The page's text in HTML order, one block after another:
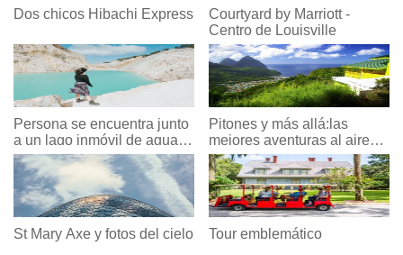
Dos chicos Hibachi Express
Courtyard by Marriott -
Centro de Louisville
Persona se encuentra junto
a un lago inmóvil de agua
azul Foto
Pitones y más allá:las
mejores aventuras al aire
libre de Santa Lucía
St Mary Axe y fotos del cielo Tour emblemático